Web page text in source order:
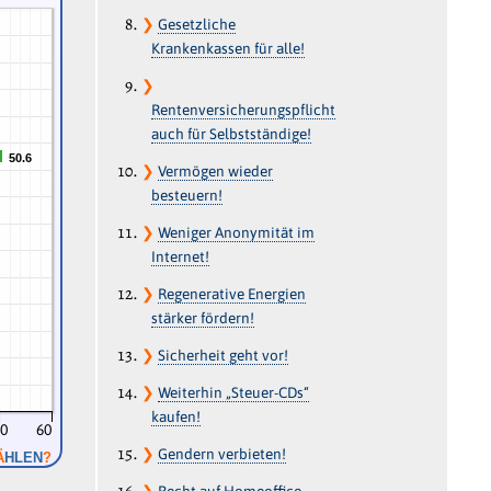
50.6
50.6
60
HLEN?
❯ Gesetzliche
Krankenkassen für alle!
❯
Rentenversicherungspflicht
auch für Selbstständige!
❯ Vermögen wieder
besteuern!
❯ Weniger Anonymität im
Internet!
❯ Regenerative Energien
stärker fördern!
❯ Sicherheit geht vor!
❯ Weiterhin „Steuer-CDs“
kaufen!
❯ Gendern verbieten!